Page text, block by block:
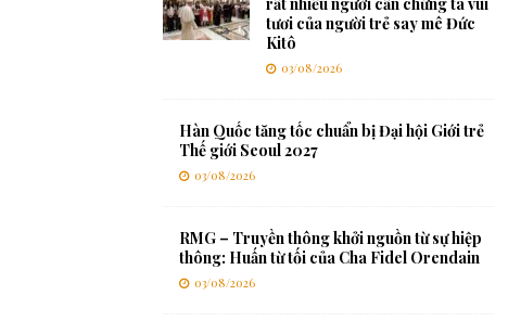
rất nhiều người cần chứng tá vui
tươi của người trẻ say mê Đức
Kitô
03/08/2026
Hàn Quốc tăng tốc chuẩn bị Đại hội Giới trẻ
Thế giới Seoul 2027
03/08/2026
RMG – Truyền thông khởi nguồn từ sự hiệp
thông: Huấn từ tối của Cha Fidel Orendain
03/08/2026